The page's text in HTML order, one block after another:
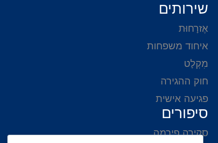
שירותים
אֶזרָחוּת
איחוד משפחות
מִקְלָט
חוק ההגירה
פגיעה אישית
סיפורים
סקירה פירמה